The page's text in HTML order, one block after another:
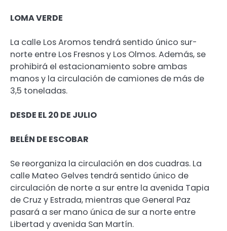
LOMA VERDE
La calle Los Aromos tendrá sentido único sur-
norte entre Los Fresnos y Los Olmos. Además, se
prohibirá el estacionamiento sobre ambas
manos y la circulación de camiones de más de
3,5 toneladas.
DESDE EL 20 DE JULIO
BELÉN DE ESCOBAR
Se reorganiza la circulación en dos cuadras. La
calle Mateo Gelves tendrá sentido único de
circulación de norte a sur entre la avenida Tapia
de Cruz y Estrada, mientras que General Paz
pasará a ser mano única de sur a norte entre
Libertad y avenida San Martín.